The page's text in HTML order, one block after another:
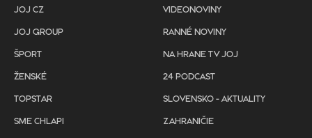
JOJ CZ
JOJ GROUP
ŠPORT
ŽENSKÉ
TOPSTAR
SME CHLAPI
VIDEONOVINY
RANNÉ NOVINY
NA HRANE TV JOJ
24 PODCAST
SLOVENSKO - AKTUALITY
ZAHRANIČIE